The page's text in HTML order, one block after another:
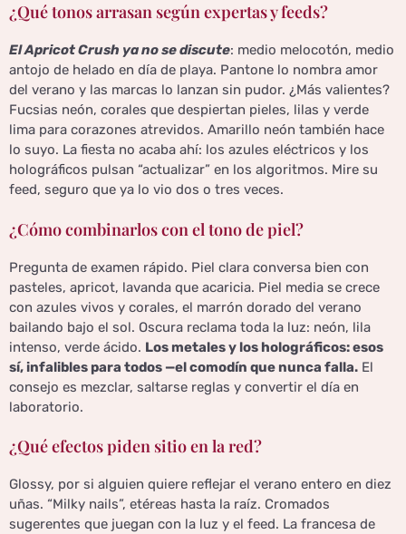
¿Qué tonos arrasan según expertas y feeds?
El Apricot Crush ya no se discute: medio melocotón, medio
antojo de helado en día de playa. Pantone lo nombra amor
del verano y las marcas lo lanzan sin pudor. ¿Más valientes?
Fucsias neón, corales que despiertan pieles, lilas y verde
lima para corazones atrevidos. Amarillo neón también hace
lo suyo. La fiesta no acaba ahí: los azules eléctricos y los
holográficos pulsan “actualizar” en los algoritmos. Mire su
feed, seguro que ya lo vio dos o tres veces.
¿Cómo combinarlos con el tono de piel?
Pregunta de examen rápido. Piel clara conversa bien con
pasteles, apricot, lavanda que acaricia. Piel media se crece
con azules vivos y corales, el marrón dorado del verano
bailando bajo el sol. Oscura reclama toda la luz: neón, lila
intenso, verde ácido. Los metales y los holográficos: esos
sí, infalibles para todos —el comodín que nunca falla. El
consejo es mezclar, saltarse reglas y convertir el día en
laboratorio.
¿Qué efectos piden sitio en la red?
Glossy, por si alguien quiere reflejar el verano entero en diez
uñas. “Milky nails”, etéreas hasta la raíz. Cromados
sugerentes que juegan con la luz y el feed. La francesa de